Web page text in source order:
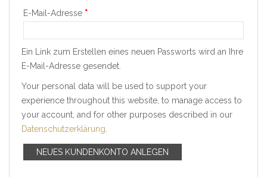
E-Mail-Adresse *Erforderlich
Ein Link zum Erstellen eines neuen Passworts wird an Ihre
E-Mail-Adresse gesendet.
Your personal data will be used to support your
experience throughout this website, to manage access to
your account, and for other purposes described in our
Datenschutzerklärung
NEUES KUNDENKONTO ANLEGEN